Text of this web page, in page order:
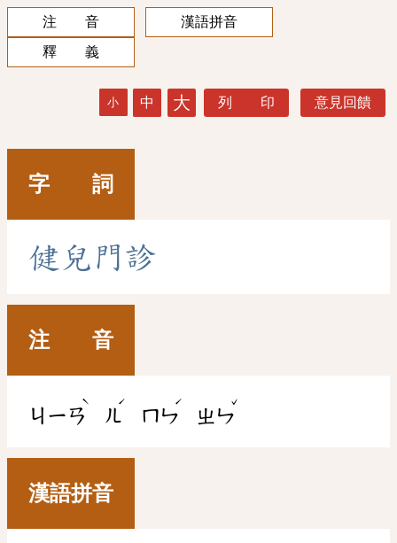
注 音
漢語拼音
釋 義
小 中 大 列 印 意見回饋
字 詞
健 兒 門診
注 音
ㄐㄧㄢ
ˋ
ㄦ
ˊ
ㄇㄣ
ˊ
ㄓㄣ
ˇ
漢語拼音